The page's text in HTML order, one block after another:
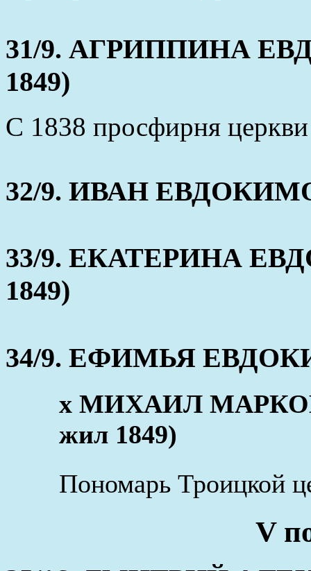
31/9. АГРИППИНА
1849)
С 1838 просфирня
32/9. ИВАН
33/9. ЕКАТЕРИНА
1849)
34/9. ЕФИМЬЯ
х МИХАИЛ МАРКОВ
жил 1849)
Пономарь Троицкой
V